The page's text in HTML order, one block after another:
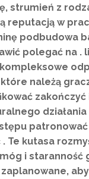
strumień z
reputacją w
podbudowa
polegać na .
należą
zakończyć
Te kutasa
i staranność